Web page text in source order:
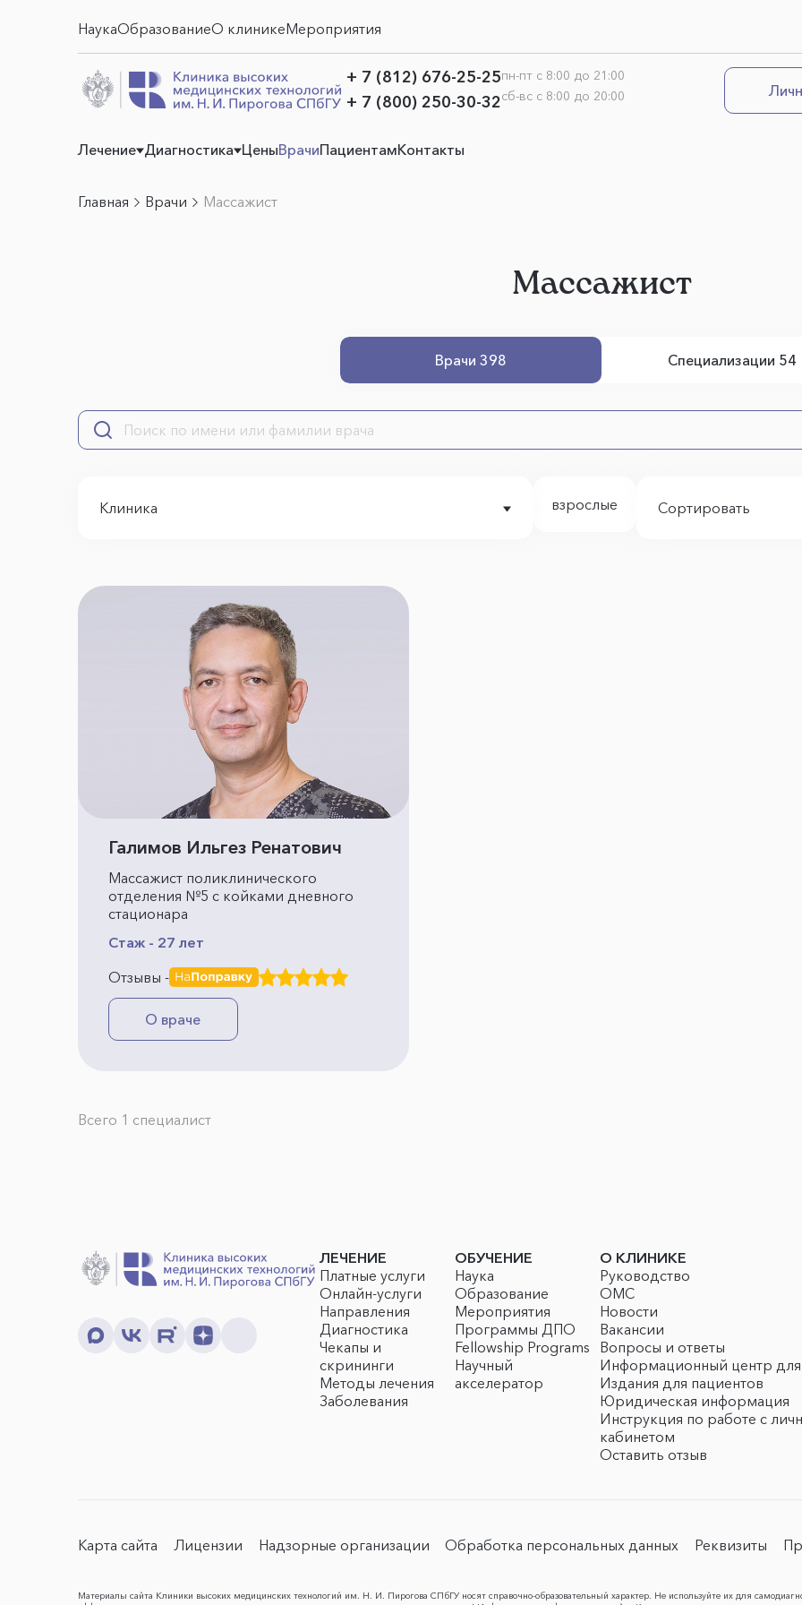
НаукаОбразованиеО клиникеМероприятия
+ 7 (812) 676-25-25
+ 7 (800) 250-30-32
пн-пт с 8:00 до 21:00
сб-вс с 8:00 до 20:00
Лечение Диагностика ЦеныВрачиПациентамКонтакты
Главная Врачи Массажист
Массажист
Врачи 398 Специализации 54
Клиника взрослые Сортировать
Галимов Ильгез Ренатович
Массажист поликлинического
отделения №5 с койками дневного
стационара
Стаж - 27 лет
Отзывы -
О враче
Всего 1 специалист
ЛЕЧЕНИЕ
Платные услуги
Онлайн-услуги
Направления
Диагностика
Чекапы и
скрининги
Методы лечения
Заболевания
ОБУЧЕНИЕ
Наука
Образование
Мероприятия
Программы ДПО
Fellowship Programs
Научный
акселератор
О КЛИНИКЕ
Руководство
ОМС
Новости
Вакансии
Вопросы и ответы
Информационный центр для
Издания для пациентов
Юридическая информация
Инструкция по работе с
кабинетом
Оставить отзыв
Карта сайта Лицензии Надзорные организации Обработка персональных данных Реквизиты
Материалы сайта Клиники высоких медицинских технологий им. Н. И. Пирогова СПбГУ носят справочно-образовательный характер. Не используйте их для